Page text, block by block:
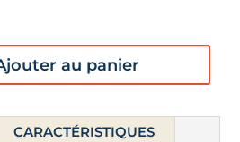
au panier
CARACTÉRISTIQUES